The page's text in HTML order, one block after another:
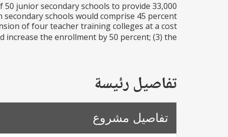
junior secondary schools to provide 33,000
secondary schools would comprise 45 percent
of four teacher training colleges at a cost
increase the enrollment by 50 percent; (3) the...
تفاصيل رئيسة
تفاصيل مشروع